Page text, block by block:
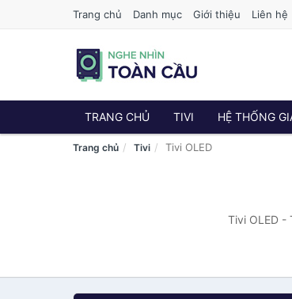
Trang chủ Danh mục Giới thiệu Liên hệ
TRANG CHỦ TIVI HỆ THỐNG
Trang chủ Tivi Tivi OLED
Tivi OLED -